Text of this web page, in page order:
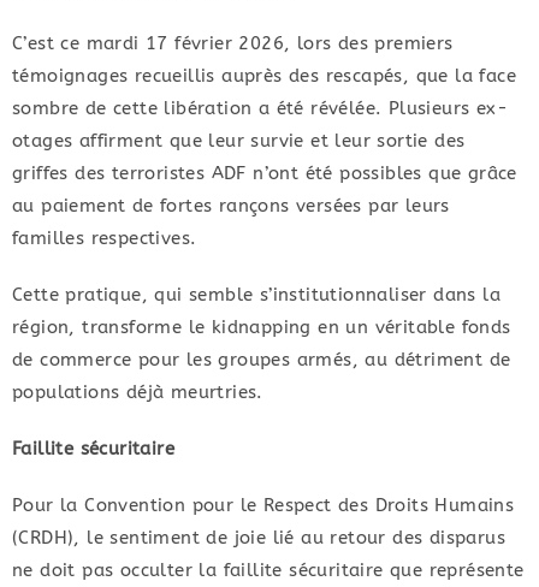
​C’est ce mardi 17 février 2026, lors des premiers
témoignages recueillis auprès des rescapés, que la face
sombre de cette libération a été révélée. Plusieurs ex-
otages affirment que leur survie et leur sortie des
griffes des terroristes ADF n’ont été possibles que grâce
au paiement de fortes rançons versées par leurs
familles respectives.
​Cette pratique, qui semble s’institutionnaliser dans la
région, transforme le kidnapping en un véritable fonds
de commerce pour les groupes armés, au détriment de
populations déjà meurtries.
Faillite sécuritaire
Pour la Convention pour le Respect des Droits Humains
(CRDH), le sentiment de joie lié au retour des disparus
ne doit pas occulter la faillite sécuritaire que représente